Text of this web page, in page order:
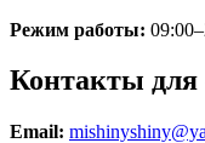
Режим работы:
Контакты для
Email: